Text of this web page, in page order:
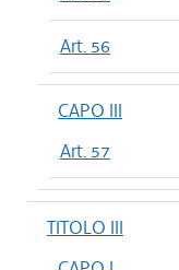
Art. 56
CAPO III
Art. 57
TITOLO III